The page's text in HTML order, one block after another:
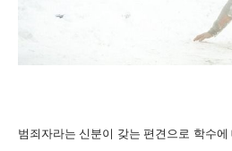
범죄자라는 신분이 갖는 편견으로 학수